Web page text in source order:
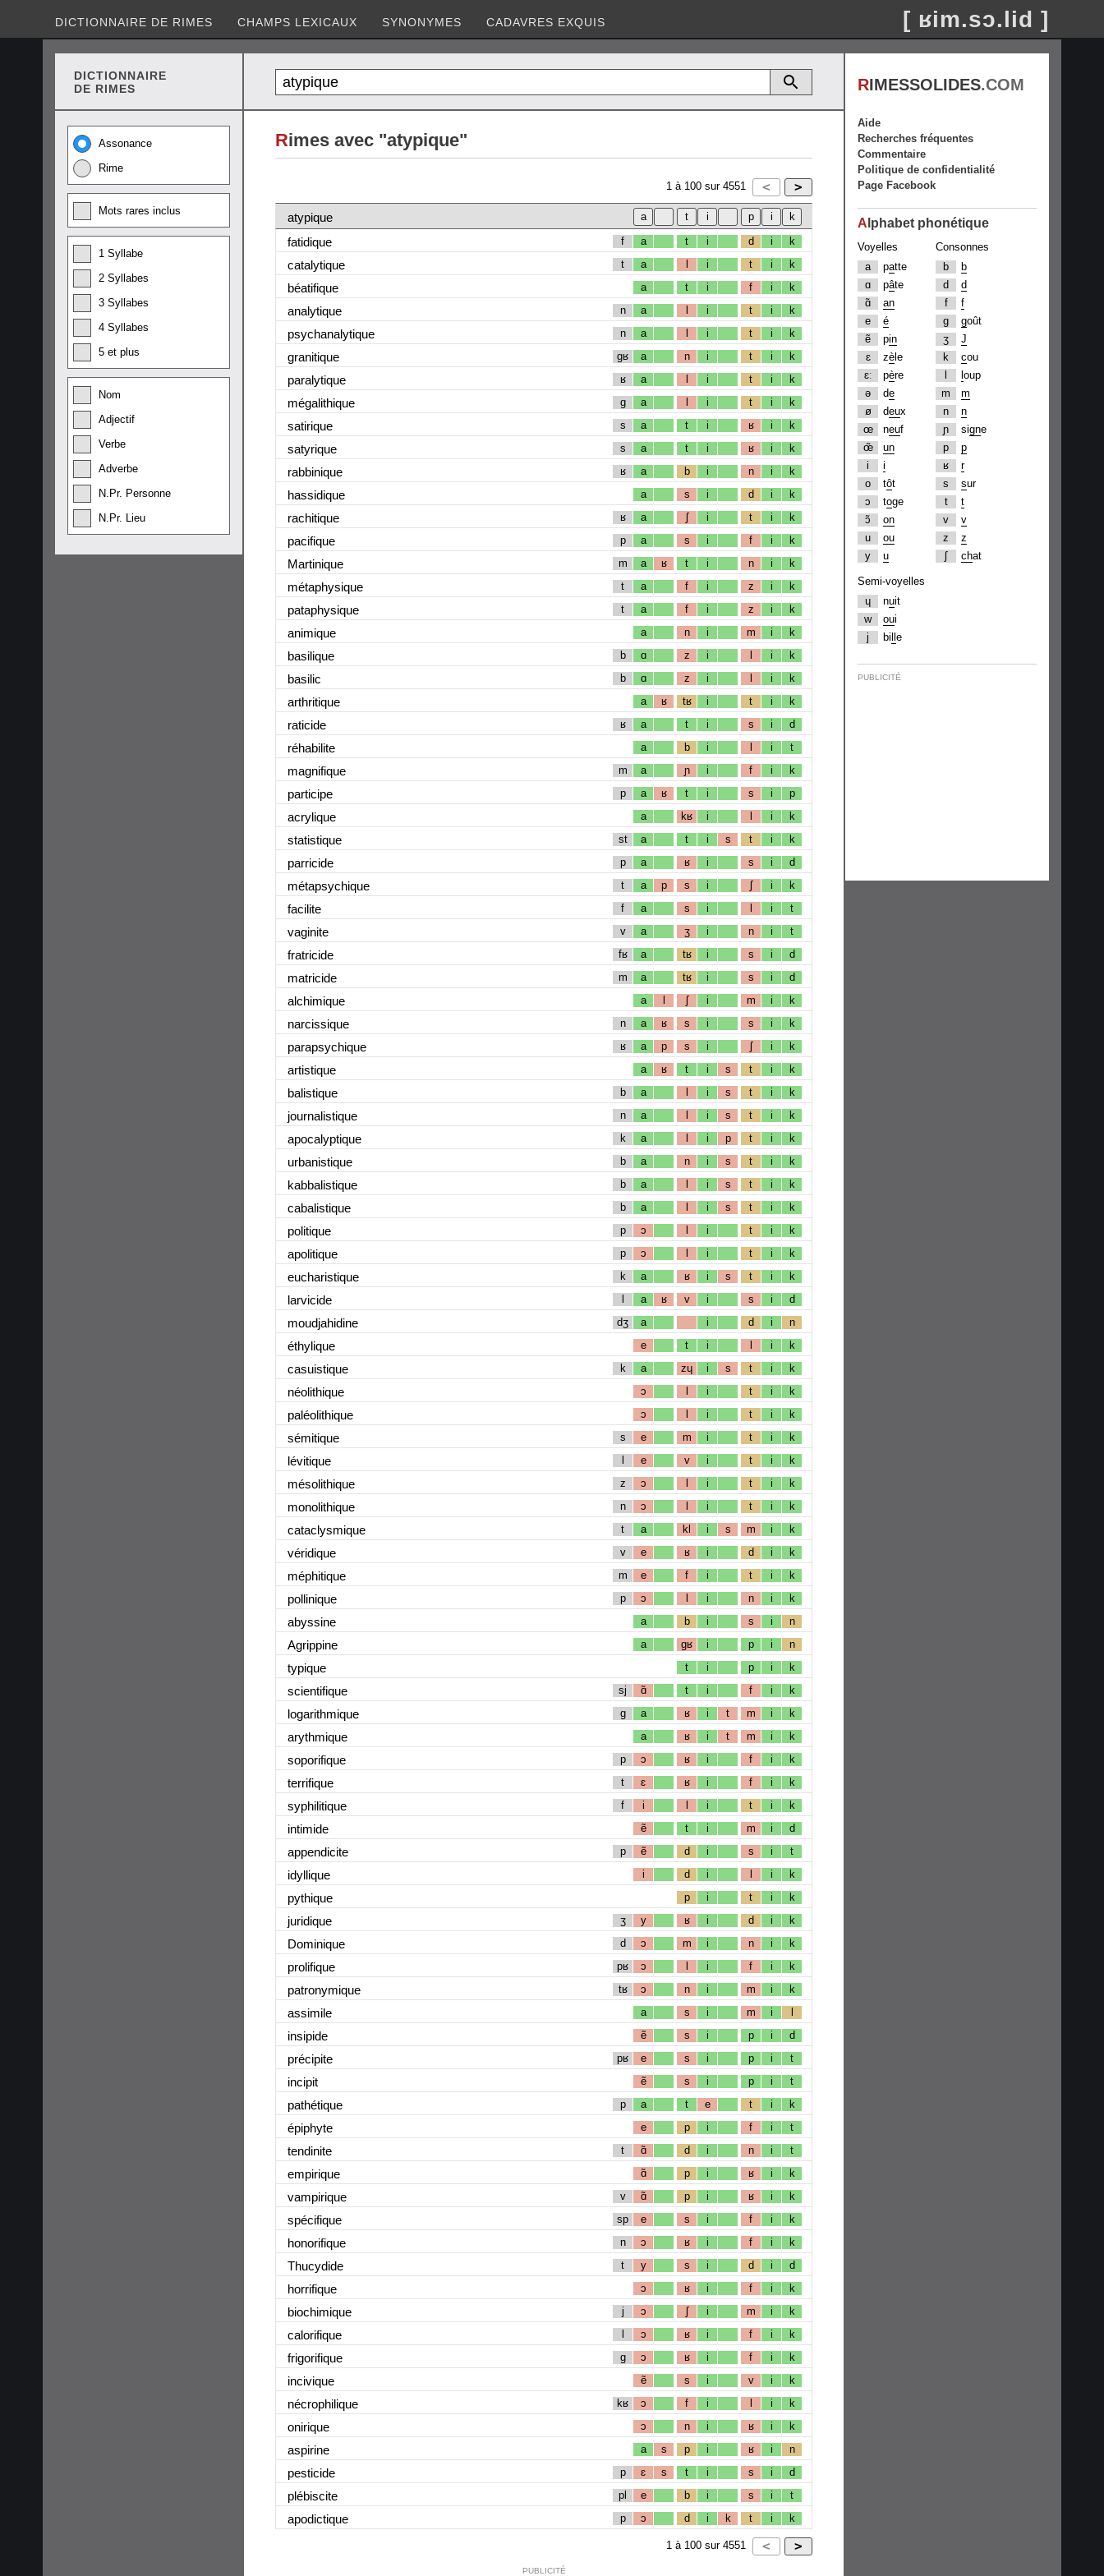
DICTIONNAIRE DE RIMES CHAMPS LEXICAUX SYNONYMES CADAVRES EXQUIS [ ʁim.sɔ.lid ]
DICTIONNAIRE
DE RIMES
Assonance
Rime
Mots rares inclus
1 Syllabe
2 Syllabes
3 Syllabes
4 Syllabes
5 et plus
Nom
Adjectif
Verbe
Adverbe
N.Pr. Personne
N.Pr. Lieu
Rimes avec "atypique"
1 à 100 sur 4551
atypique
fatidique
f a t i d i k
catalytique t a l i t i k
béatifique a t i f i k
analytique n a l i t i k
psychanalytique n a l i t i k
granitique gʁ a n i t i k
paralytique ʁ a l i t i k
mégalithique g a l i t i k
satirique s a t i ʁ i k
satyrique s a t i ʁ i k
rabbinique ʁ a b i n i k
hassidique a s i d i k
rachitique ʁ a ʃ i t i k
pacifique p a s i f i k
Martinique m a ʁ t i n i k
métaphysique t a f i z i k
pataphysique t a f i z i k
animique a n i m i k
basilique b ɑ z i l i k
basilic b ɑ z i l i k
arthritique a ʁ tʁ i t i k
raticide ʁ a t i s i d
réhabilite a b i l i t
magnifique m a ɲ i f i k
participe p a ʁ t i s i p
acrylique a kʁ i l i k
statistique st a t i s t i k
parricide p a ʁ i s i d
métapsychique t a p s i ʃ i k
facilite f a s i l i t
vaginite v a ʒ i n i t
fratricide fʁ a tʁ i s i d
matricide m a tʁ i s i d
alchimique a l ʃ i m i k
narcissique n a ʁ s i s i k
parapsychique ʁ a p s i ʃ i k
artistique a ʁ t i s t i k
balistique b a l i s t i k
journalistique n a l i s t i k
apocalyptique k a l i p t i k
urbanistique b a n i s t i k
kabbalistique b a l i s t i k
cabalistique b a l i s t i k
politique p ɔ l i t i k
apolitique p ɔ l i t i k
eucharistique k a ʁ i s t i k
larvicide l a ʁ v i s i d
moudjahidine dʒ a i d i n
éthylique e t i l i k
casuistique k a zɥ i s t i k
néolithique ɔ l i t i k
paléolithique ɔ l i t i k
sémitique s e m i t i k
lévitique l e v i t i k
mésolithique z ɔ l i t i k
monolithique n ɔ l i t i k
cataclysmique t a kl i s m i k
véridique v e ʁ i d i k
méphitique m e f i t i k
pollinique p ɔ l i n i k
abyssine a b i s i n
Agrippine a gʁ i p i n
typique t i p i k
scientifique sj ɑ̃ t i f i k
logarithmique g a ʁ i t m i k
arythmique a ʁ i t m i k
soporifique p ɔ ʁ i f i k
terrifique t ɛ ʁ i f i k
syphilitique f i l i t i k
intimide ẽ t i m i d
appendicite p ẽ d i s i t
idyllique i d i l i k
pythique p i t i k
juridique ʒ y ʁ i d i k
Dominique d ɔ m i n i k
prolifique pʁ ɔ l i f i k
patronymique tʁ ɔ n i m i k
assimile a s i m i l
insipide ẽ s i p i d
précipite pʁ e s i p i t
incipit ẽ s i p i t
pathétique p a t e t i k
épiphyte e p i f i t
tendinite t ɑ̃ d i n i t
empirique ɑ̃ p i ʁ i k
vampirique v ɑ̃ p i ʁ i k
spécifique sp e s i f i k
honorifique n ɔ ʁ i f i k
Thucydide t y s i d i d
horrifique ɔ ʁ i f i k
biochimique j ɔ ʃ i m i k
calorifique l ɔ ʁ i f i k
frigorifique g ɔ ʁ i f i k
incivique ẽ s i v i k
nécrophilique kʁ ɔ f i l i k
onirique ɔ n i ʁ i k
aspirine a s p i ʁ i n
pesticide p ɛ s t i s i d
plébiscite pl e b i s i t
apodictique p ɔ d i k t i k
1 à 100 sur 4551
PUBLICITÉ
RIMESSOLIDES.COM
Aide
Recherches fréquentes
Commentaire
Politique de confidentialité
Page Facebook
A lphabet phonétique
Voyelles
a
patte
ɑ
pâte
ɑ̃
an
e
é
ẽ
pin
ɛ
zè le
ɛː
père
ə
de
ø
deux
œ
neuf
œ̃
un
i
i
o
tôt
ɔ
toge
ɔ̃
on
u
ou
y
u
Consonnes
b
b
d
d
f
f
g
goût
ʒ
J
k
cou
oup
m
m
n
n
ɲ
signe
p
p
ʁ
r
s
sur
t
t
v
v
z
z
ʃ
chat
Semi-voyelles
ɥ
nuit
w
oui
j
bi e
PUBLICITÉ